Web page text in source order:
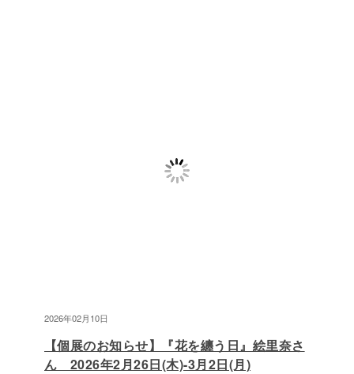
2026年02月10日
【個展のお知らせ】『花を纏う日』絵里奈さ
ん 2026年2月26日(木)-3月2日(月)